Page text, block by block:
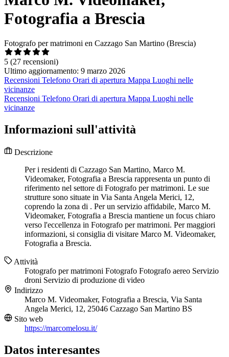
Fotografia a Brescia
Fotografo per matrimoni en Cazzago San Martino (Brescia)
5 (27 recensioni)
Ultimo aggiornamento: 9 marzo 2026
Recensioni Telefono Orari di apertura Mappa Luoghi nelle
vicinanze
Recensioni Telefono Orari di apertura Mappa Luoghi nelle
vicinanze
Informazioni sull'attività
Descrizione
Per i residenti di Cazzago San Martino, Marco M.
Videomaker, Fotografia a Brescia rappresenta un punto di
riferimento nel settore di Fotografo per matrimoni. Le sue
strutture sono situate in Via Santa Angela Merici, 12,
coprendo la zona di . Per un servizio affidabile, Marco M.
Videomaker, Fotografia a Brescia mantiene un focus chiaro
verso l'eccellenza in Fotografo per matrimoni. Per maggiori
informazioni, si consiglia di visitare Marco M. Videomaker,
Fotografia a Brescia.
Attività
Fotografo per matrimoni Fotografo Fotografo aereo Servizio
droni Servizio di produzione di video
Indirizzo
Marco M. Videomaker, Fotografia a Brescia, Via Santa
Angela Merici, 12, 25046 Cazzago San Martino BS
Sito web
https://marcomelosu.it/
Datos interesantes